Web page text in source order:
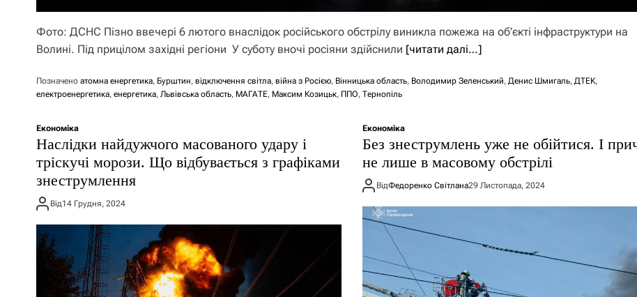
Фото: ДСНС Пізно ввечері 6 лютого внаслідок російського обстрілу виникла пожежа на об’єкті інфраструктури на
Волині. Під прицілом західні регіони У суботу вночі росіяни здійснили [читати далі…]
Позначено атомна енергетика, Бурштин, відключення світла, війна з Росією, Вінницька область, Володимир Зеленський, Денис Шмигаль, ДТЕК,
електроенергетика, енергетика, Львівська область, МАГАТЕ, Максим Козицьк, ППО, Тернопіль
Економіка
Наслідки найдужчого масованого удару і
тріскучі морози. Що відбувається з графіками
знеструмлення
Від14 Грудня, 2024
Економіка
​Без знеструмлень уже не обійтися. І
не лише в масовому обстрілі
ВідФедоренко Світлана29 Листопада, 2024